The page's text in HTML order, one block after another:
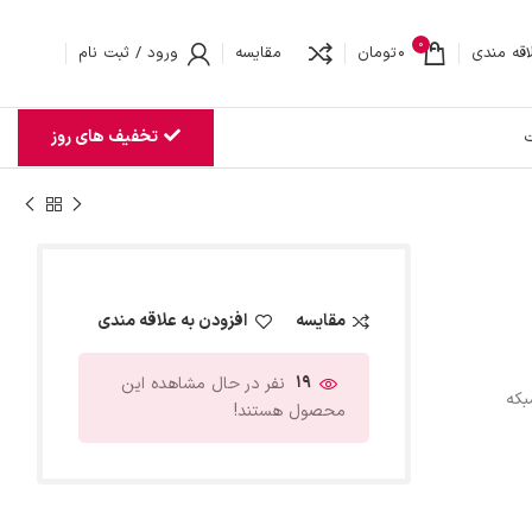
مندی 0
0تومان مقایسه ورود / ثبت نام
تخفیف های روز
مقایسه افزودن به علاقه مندی
19 نفر در حال مشاهده این
محصول هستند!